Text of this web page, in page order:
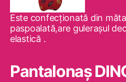
Este confecţionată din
paspoalată,are guleraşul
elastică .
Pantalonaş